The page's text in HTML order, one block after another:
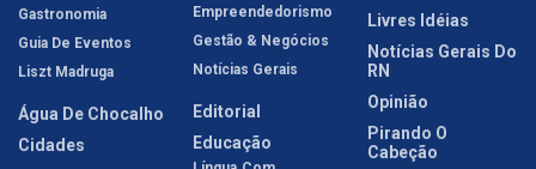
Gastronomia
Guia De Eventos
Liszt Madruga
Água De Chocalho
Cidades
Empreendedorismo
Gestão & Negócios
Notícias Gerais
Editorial
Educação
Livres Idéias
Notícias Gerais Do
RN
Opinião
Pirando O
Cabeção